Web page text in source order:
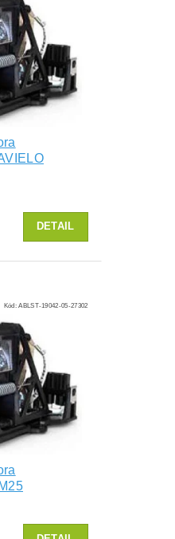
DETAIL
Kód:ABLST-19042-05-27302